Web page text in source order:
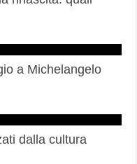
a Michelangelo
dalla cultura